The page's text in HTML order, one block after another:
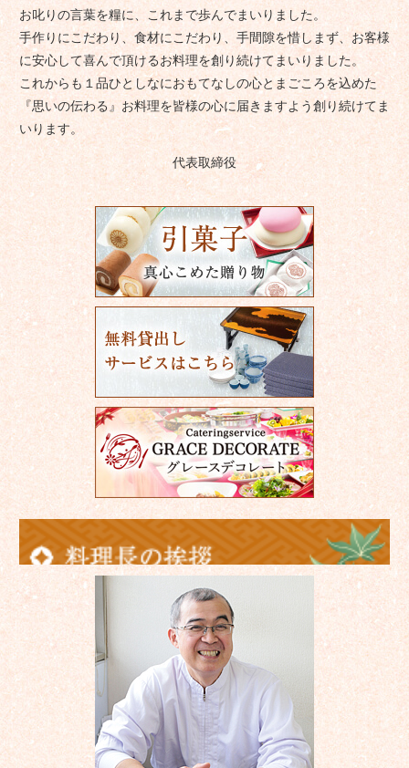
お叱りの言葉を糧に、これまで歩んでまいりました。
手作りにこだわり、食材にこだわり、手間隙を惜しまず、お客様
に安心して喜んで頂けるお料理を創り続けてまいりました。
これからも１品ひとしなにおもてなしの心とまごころを込めた
『思いの伝わる』お料理を皆様の心に届きますよう創り続けてま
いります。
代表取締役